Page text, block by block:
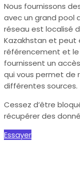
Nous fournissons
avec un grand pool
réseau est localisé
Kazakhstan et peut
référencement et le
fournissent un
qui vous permet de
différentes sources.
Cessez d’être
récupérer des
Essayer